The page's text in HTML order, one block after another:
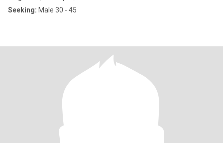
Seeking: Male 30 - 45